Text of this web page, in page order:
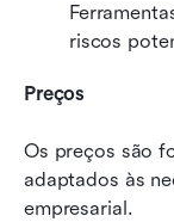
riscos
Preços
Os preços são
adaptados às
empresarial.